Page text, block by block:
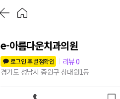
e-아름다운치과의원
로그인 후 별점확인
리뷰0
경기도 성남시 중원구 상대원1동